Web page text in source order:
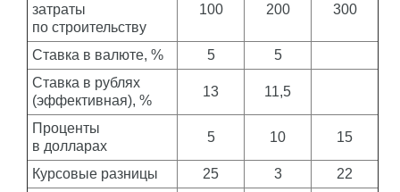
затраты
по строительству
100 200 300
Ставка в валюте, % 5
5
Ставка в рублях
(эффективная), %
13 11,5
Проценты
в долларах
5 10 15
Курсовые разницы 25 3
22